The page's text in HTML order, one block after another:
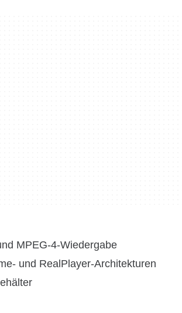
MPEG-4-Wiedergabe
und RealPlayer-Architekturen